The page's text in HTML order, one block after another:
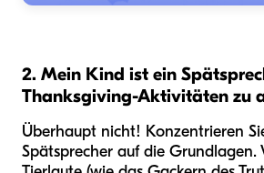
2. Mein Kind ist ein
Thanksgiving-Aktivitäten zu
Überhaupt nicht! Konzentrieren
Spätsprecher auf die Grundlagen.